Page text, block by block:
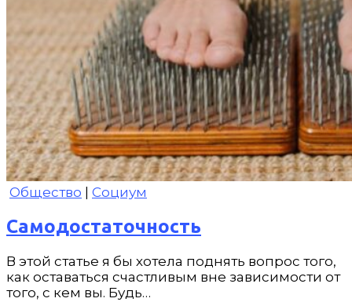
Общество Социум
Самодостаточность
В этой статье я бы хотела поднять вопрос того,
как оставаться счастливым вне зависимости от
того, с кем вы. Будь…